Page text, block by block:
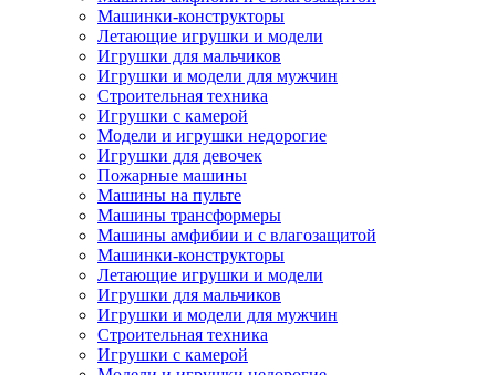
Машинки-конструкторы
Летающие игрушки и модели
Игрушки для мальчиков
Игрушки и модели для мужчин
Строительная техника
Игрушки с камерой
Модели и игрушки недорогие
Игрушки для девочек
Пожарные машины
Машины на пульте
Машины трансформеры
Машины амфибии и с влагозащитой
Машинки-конструкторы
Летающие игрушки и модели
Игрушки для мальчиков
Игрушки и модели для мужчин
Строительная техника
Игрушки с камерой